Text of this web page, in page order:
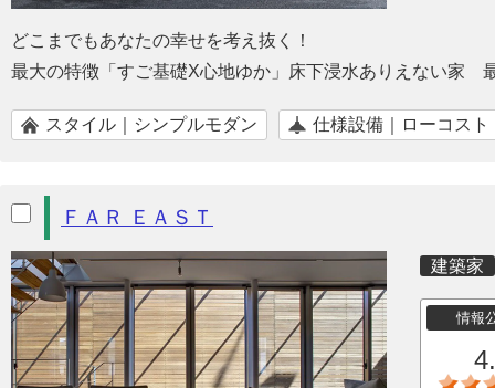
どこまでもあなたの幸せを考え抜く！
最大の特徴「すご基礎X心地ゆか」床下浸水ありえない
スタイル｜シンプルモダン 仕様設備｜ローコスト
ＦＡＲ ＥＡＳＴ
建築家
情報